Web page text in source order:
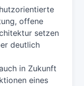
offene
setzen
deutlich
in Zukunft
eines